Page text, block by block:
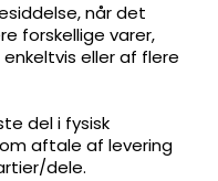
når det
forskellige varer,
eller af flere
del i fysisk
aftale af levering
dele.